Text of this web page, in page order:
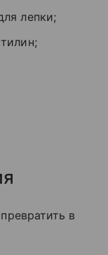
лепки;
в